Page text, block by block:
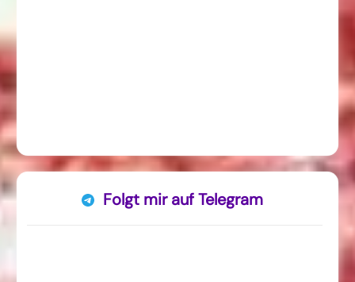
Folgt mir auf Telegram